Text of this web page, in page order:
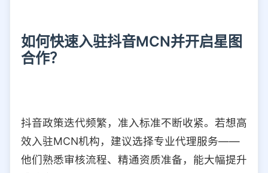
如何快速入驻抖音MCN并开启星图
合作？
抖音政策迭代频繁，准入标准不断收紧。若想高
效入驻MCN机构，建议选择专业代理服务——
他们熟悉审核流程、精通资质准备，能大幅提升